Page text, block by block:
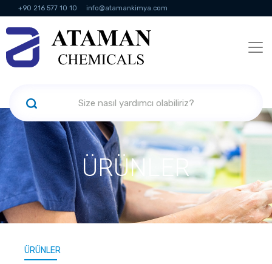
+90 216 577 10 10 info@atamankimya.com
KVKK Politikası Bilgi Toplumu Hizmetleri
ÜRÜNLER
ÜRÜNLER